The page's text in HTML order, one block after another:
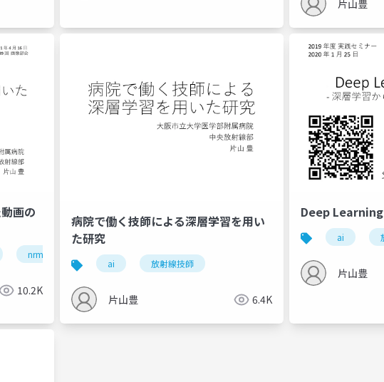
片山豊
画の
nrm
10.2K
病院で働く技師による深層学習を用い
た研究
ai 放射線技師
片山豊 6.4K
Deep
ai
片山豊